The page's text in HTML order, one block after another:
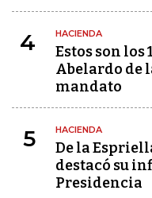
4 HACIENDA
Estos son
Abelardo de
mandato
5 HACIENDA
De la
destacó su
Presidencia